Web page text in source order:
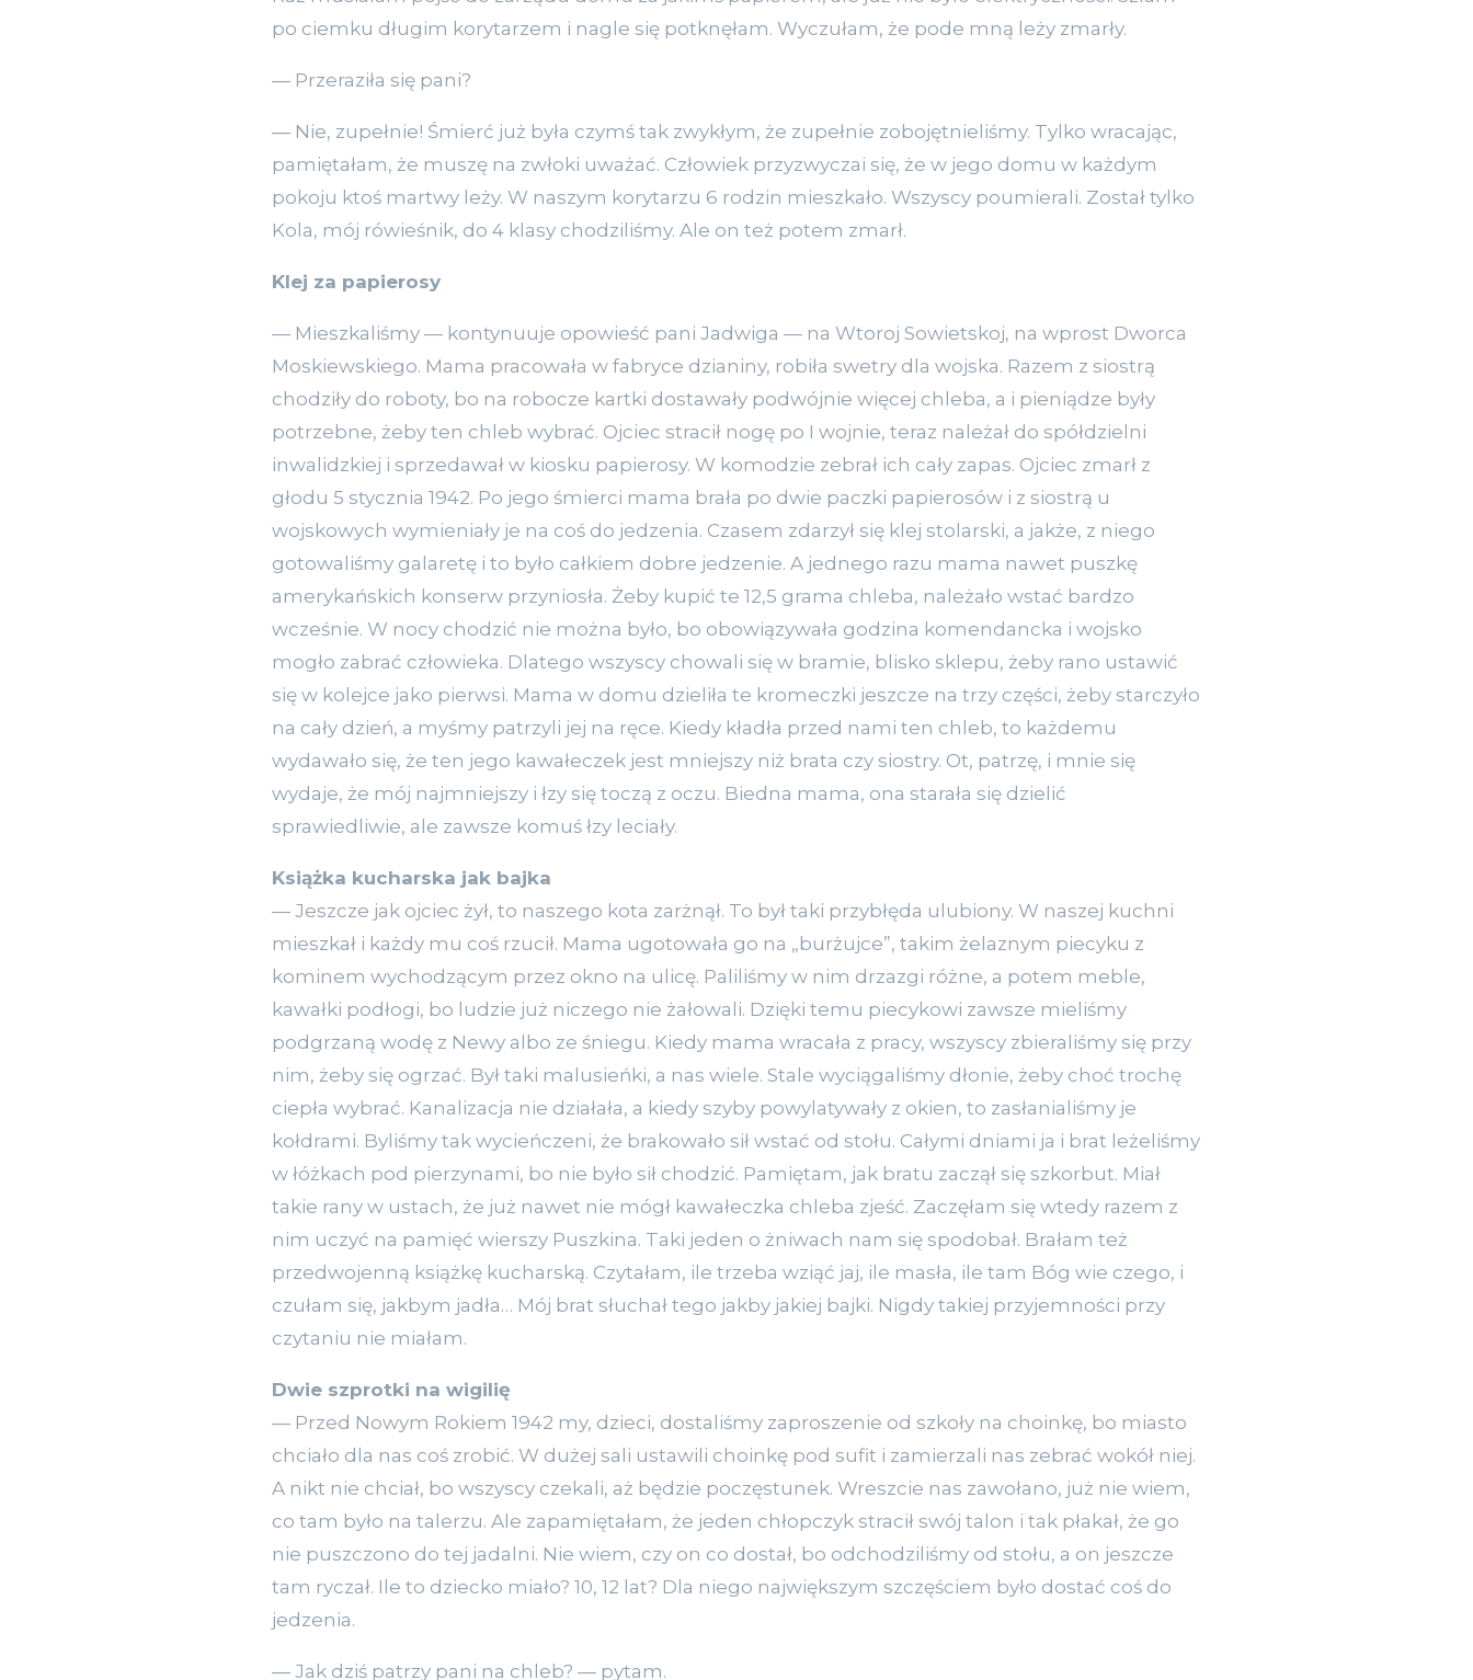
po ciemku długim korytarzem i nagle się potknęłam. Wyczułam, że pode mną leży zmarły.
— Przeraziła się pani?
— Nie, zupełnie! Śmierć już była czymś tak zwykłym, że zupełnie zobojętnieliśmy. Tylko wracając,
pamiętałam, że muszę na zwłoki uważać. Człowiek przyzwyczai się, że w jego domu w każdym
pokoju ktoś martwy leży. W naszym korytarzu 6 rodzin mieszkało. Wszyscy poumierali. Został tylko
Kola, mój rówieśnik, do 4 klasy chodziliśmy. Ale on też potem zmarł.
Klej za papierosy
— Mieszkaliśmy — kontynuuje opowieść pani Jadwiga — na Wtoroj Sowietskoj, na wprost Dworca
Moskiewskiego. Mama pracowała w fabryce dzianiny, robiła swetry dla wojska. Razem z siostrą
chodziły do roboty, bo na robocze kartki dostawały podwójnie więcej chleba, a i pieniądze były
potrzebne, żeby ten chleb wybrać. Ojciec stracił nogę po I wojnie, teraz należał do spółdzielni
inwalidzkiej i sprzedawał w kiosku papierosy. W komodzie zebrał ich cały zapas. Ojciec zmarł z
głodu 5 stycznia 1942. Po jego śmierci mama brała po dwie paczki papierosów i z siostrą u
wojskowych wymieniały je na coś do jedzenia. Czasem zdarzył się klej stolarski, a jakże, z niego
gotowaliśmy galaretę i to było całkiem dobre jedzenie. A jednego razu mama nawet puszkę
amerykańskich konserw przyniosła. Żeby kupić te 12,5 grama chleba, należało wstać bardzo
wcześnie. W nocy chodzić nie można było, bo obowiązywała godzina komendancka i wojsko
mogło zabrać człowieka. Dlatego wszyscy chowali się w bramie, blisko sklepu, żeby rano ustawić
się w kolejce jako pierwsi. Mama w domu dzieliła te kromeczki jeszcze na trzy części, żeby starczyło
na cały dzień, a myśmy patrzyli jej na ręce. Kiedy kładła przed nami ten chleb, to każdemu
wydawało się, że ten jego kawałeczek jest mniejszy niż brata czy siostry. Ot, patrzę, i mnie się
wydaje, że mój najmniejszy i łzy się toczą z oczu. Biedna mama, ona starała się dzielić
sprawiedliwie, ale zawsze komuś łzy leciały.
Książka kucharska jak bajka
— Jeszcze jak ojciec żył, to naszego kota zarżnął. To był taki przybłęda ulubiony. W naszej kuchni
mieszkał i każdy mu coś rzucił. Mama ugotowała go na „burżujce”, takim żelaznym piecyku z
kominem wychodzącym przez okno na ulicę. Paliliśmy w nim drzazgi różne, a potem meble,
kawałki podłogi, bo ludzie już niczego nie żałowali. Dzięki temu piecykowi zawsze mieliśmy
podgrzaną wodę z Newy albo ze śniegu. Kiedy mama wracała z pracy, wszyscy zbieraliśmy się przy
nim, żeby się ogrzać. Był taki malusieńki, a nas wiele. Stale wyciągaliśmy dłonie, żeby choć trochę
ciepła wybrać. Kanalizacja nie działała, a kiedy szyby powylatywały z okien, to zasłanialiśmy je
kołdrami. Byliśmy tak wycieńczeni, że brakowało sił wstać od stołu. Całymi dniami ja i brat leżeliśmy
w łóżkach pod pierzynami, bo nie było sił chodzić. Pamiętam, jak bratu zaczął się szkorbut. Miał
takie rany w ustach, że już nawet nie mógł kawałeczka chleba zjeść. Zaczęłam się wtedy razem z
nim uczyć na pamięć wierszy Puszkina. Taki jeden o żniwach nam się spodobał. Brałam też
przedwojenną książkę kucharską. Czytałam, ile trzeba wziąć jaj, ile masła, ile tam Bóg wie czego, i
czułam się, jakbym jadła… Mój brat słuchał tego jakby jakiej bajki. Nigdy takiej przyjemności przy
czytaniu nie miałam.
Dwie szprotki na wigilię
— Przed Nowym Rokiem 1942 my, dzieci, dostaliśmy zaproszenie od szkoły na choinkę, bo miasto
chciało dla nas coś zrobić. W dużej sali ustawili choinkę pod sufit i zamierzali nas zebrać wokół niej.
A nikt nie chciał, bo wszyscy czekali, aż będzie poczęstunek. Wreszcie nas zawołano, już nie wiem,
co tam było na talerzu. Ale zapamiętałam, że jeden chłopczyk stracił swój talon i tak płakał, że go
nie puszczono do tej jadalni. Nie wiem, czy on co dostał, bo odchodziliśmy od stołu, a on jeszcze
tam ryczał. Ile to dziecko miało? 10, 12 lat? Dla niego największym szczęściem było dostać coś do
jedzenia.
— Jak dziś patrzy pani na chleb? — pytam.